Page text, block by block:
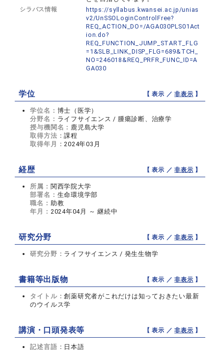
シラバス情報
https://syllabus.kwansei.ac.jp/unias
v2/UnSSOLoginControlFree?
REQ_ACTION_DO=/AGA030PLS01Act
ion.do?
REQ_FUNCTION_JUMP_START_FLG
=1&SLB_LINK_DISP_FLG=689&TCH_
NO=246018&REQ_PRFR_FUNC_ID=A
GA030
学位 【 表示 ／非表示 】
学位名： 博士（医学）
分野名： ライフサイエンス / 腫瘍診断、治療学
授与機関名： 鹿児島大学
取得方法：課程
取得年月：2024年03月
経歴 【 表示 ／非表示 】
所属： 関西学院大学
部署名： 生命環境学部
職名： 助教
年月： 2024年04月 ～ 継続中
研究分野 【 表示 ／非表示 】
研究分野： ライフサイエンス / 発生生物学
書籍等出版物 【 表示 ／非表示 】
タイトル：創薬研究者がこれだけは知っておきたい最新
のウイルス学
講演・口頭発表等 【 表示 ／非表示 】
記述言語： 日本語